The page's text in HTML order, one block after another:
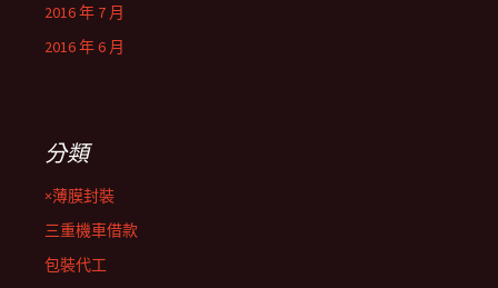
2016 年 7 月
2016 年 6 月
分類
×薄膜封裝
三重機車借款
包裝代工